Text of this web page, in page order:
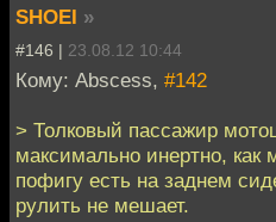
SHOEI »
#146 | 23.08.12 10:44
Кому: Abscess, #142
> Толковый пассажир
максимально инертно, как
пофигу есть на заднем
рулить не мешает.